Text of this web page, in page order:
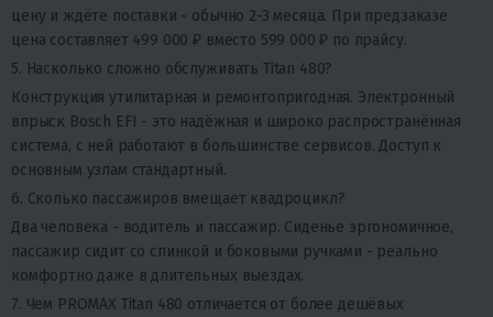
цену и ждёте поставки - обычно 2-3 месяца. При предзаказе
цена составляет 499 000 ₽ вместо 599 000 ₽ по прайсу.
5. Насколько сложно обслуживать Titan 480?
Конструкция утилитарная и ремонтопригодная. Электронный
впрыск Bosch EFI - это надёжная и широко распространённая
система, с ней работают в большинстве сервисов. Доступ к
основным узлам стандартный.
6. Сколько пассажиров вмещает квадроцикл?
Два человека - водитель и пассажир. Сиденье эргономичное,
пассажир сидит со спинкой и боковыми ручками - реально
комфортно даже в длительных выездах.
7. Чем PROMAX Titan 480 отличается от более дешёвых